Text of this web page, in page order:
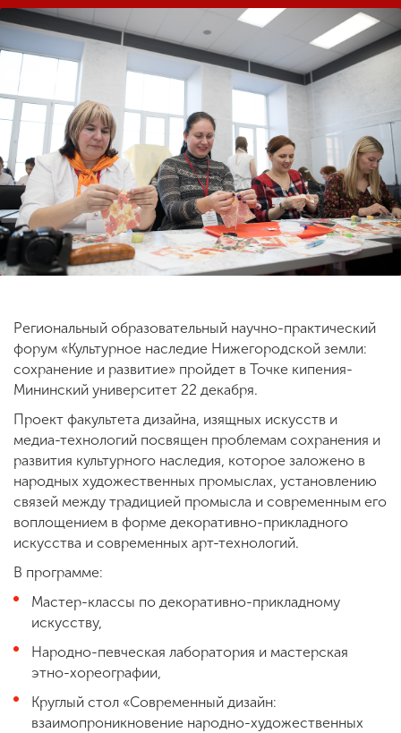
Сведения об
образовательной
организации
ENG SPN CHI
Приемная
комиссия
+7 (831) 262-26-20
Региональный образовательный научно-практический
форум «Культурное наследие Нижегородской земли:
сохранение и развитие» пройдет в Точке кипения-
Мининский университет 22 декабря.
Проект факультета дизайна, изящных искусств и
медиа-технологий посвящен проблемам сохранения и
развития культурного наследия, которое заложено в
народных художественных промыслах, установлению
связей между традицией промысла и современным его
воплощением в форме декоративно-прикладного
искусства и современных арт-технологий.
В программе:
Мастер-классы по декоративно-прикладному
искусству,
Народно-певческая лаборатория и мастерская
этно-хореографии,
Круглый стол «Современный дизайн:
взаимопроникновение народно-художественных